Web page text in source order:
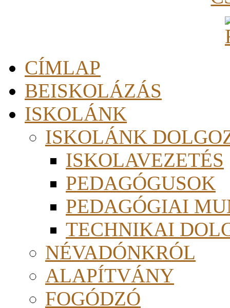
CÍMLAP
BEISKOLÁZÁS
ISKOLÁNK
ISKOLÁNK
ISKOLAVEZETÉS
PEDAGÓGUSOK
PEDAGÓGIAI
TECHNIKAI
NÉVADÓNKRÓL
ALAPÍTVÁNY
FOGÓDZÓ